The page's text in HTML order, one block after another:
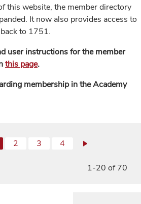
this website, the member directory
It now also provides access to
to 1751.
user instructions for the member
this page.
membership in the Academy
2 3 4
1-20 of 70